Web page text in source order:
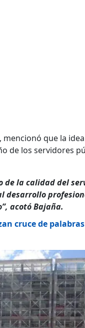
que la
de los servidores
la calidad del
acotó Bajaña.
cruce de